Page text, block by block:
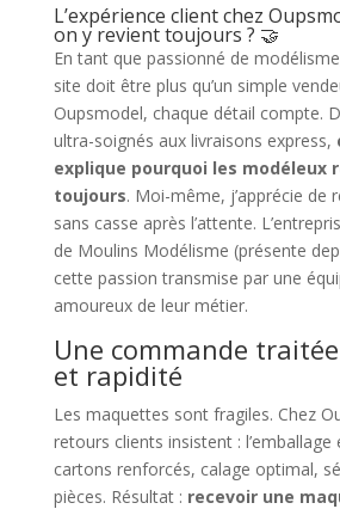
L’expérience client chez
on y revient toujours ? 🤝
En tant que passionné de
site doit être plus qu’un simple
Oupsmodel, chaque détail compte.
ultra-soignés aux livraisons express,
explique pourquoi les modéleux
toujours. Moi-même, j’apprécie de
sans casse après l’attente.
de Moulins Modélisme (présente
cette passion transmise par une
amoureux de leur métier.
Une commande
et rapidité
Les maquettes sont fragiles. Chez
retours clients insistent :
cartons renforcés, calage optimal,
pièces. Résultat : recevoir une